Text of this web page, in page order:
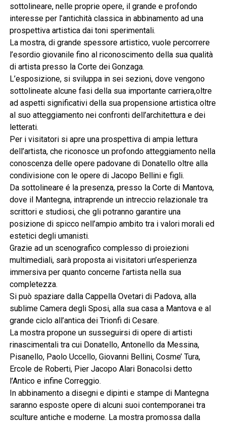
sottolineare, nelle proprie opere, il grande e profondo
interesse per l’antichità classica in abbinamento ad una
prospettiva artistica dai toni sperimentali.
La mostra, di grande spessore artistico, vuole percorrere
l’esordio giovanile fino al riconoscimento della sua qualità
di artista presso la Corte dei Gonzaga.
L’esposizione, si sviluppa in sei sezioni, dove vengono
sottolineate alcune fasi della sua importante carriera,oltre
ad aspetti significativi della sua propensione artistica oltre
al suo atteggiamento nei confronti dell’architettura e dei
letterati.
Per i visitatori si apre una prospettiva di ampia lettura
dell’artista, che riconosce un profondo atteggiamento nella
conoscenza delle opere padovane di Donatello oltre alla
condivisione con le opere di Jacopo Bellini e figli.
Da sottolineare é la presenza, presso la Corte di Mantova,
dove il Mantegna, intraprende un intreccio relazionale tra
scrittori e studiosi, che gli potranno garantire una
posizione di spicco nell’ampio ambito tra i valori morali ed
estetici degli umanisti.
Grazie ad un scenografico complesso di proiezioni
multimediali, sarà proposta ai visitatori un’esperienza
immersiva per quanto concerne l’artista nella sua
completezza.
Si può spaziare dalla Cappella Ovetari di Padova, alla
sublime Camera degli Sposi, alla sua casa a Mantova e al
grande ciclo all’antica dei Trionfi di Cesare.
La mostra propone un susseguirsi di opere di artisti
rinascimentali tra cui Donatello, Antonello da Messina,
Pisanello, Paolo Uccello, Giovanni Bellini, Cosme’ Tura,
Ercole de Roberti, Pier Jacopo Alari Bonacolsi detto
l’Antico e infine Correggio.
In abbinamento a disegni e dipinti e stampe di Mantegna
saranno esposte opere di alcuni suoi contemporanei tra
sculture antiche e moderne. La mostra promossa dalla